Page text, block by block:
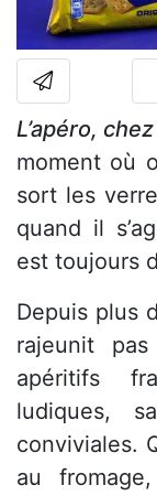
L’apéro,
moment où
sort les
quand il
est toujours
Depuis plus
rajeunit
apéritifs
ludiques,
conviviales.
au